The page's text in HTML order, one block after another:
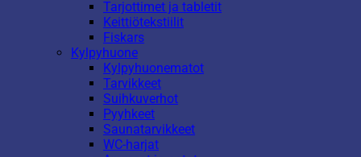
Tarjottimet ja tabletit
Keittiötekstiilit
Fiskars
Kylpyhuone
Kylpyhuonematot
Tarvikkeet
Suihkuverhot
Pyyhkeet
Saunatarvikkeet
WC-harjat